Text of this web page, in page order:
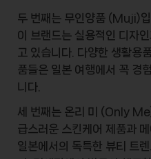
두 번째는 무인양품 (Muji)입
이 브랜드는 실용적인 디자
고 있습니다. 다양한 생활용
품들은 일본 여행에서 꼭 경
니다.
세 번째는 온리 미
(Only
급스러운 스킨케어 제품과
일본에서의 독특한 뷰티 트